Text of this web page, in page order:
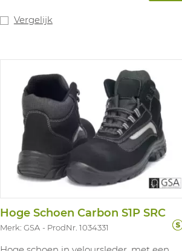
Vergelijk
Hoge Schoen Carbon S1P SRC
Merk: GSA ProdNr. 1034331